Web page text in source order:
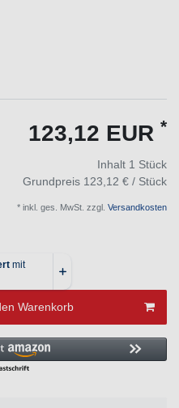
123,12 EUR *
Inhalt 1 Stück
Grundpreis 123,12 € / Stück
* inkl. ges. MwSt. zzgl. Versandkosten
Warenkorb